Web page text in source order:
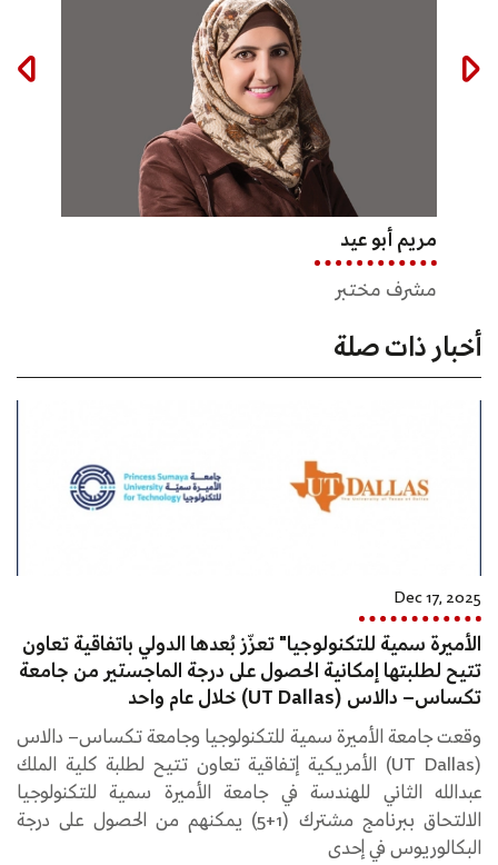
مريم أبو عيد
مشرف مختبر
ميرفت اسماعيل
سكرتيرة قسم العلوم الأساسية
أخبار ذات صلة
Dec 17, 2025
الأميرة سمية للتكنولوجيا" تعزّز بُعدها الدولي باتفاقية تعاون
تتيح لطلبتها إمكانية الحصول على درجة الماجستير من جامعة
تكساس– دالاس (UT Dallas) خلال عام واحد
وقعت جامعة الأميرة سمية للتكنولوجيا وجامعة تكساس– دالاس
(UT Dallas) الأمريكية إتفاقية تعاون تتيح لطلبة كلية الملك
عبدالله الثاني للهندسة في جامعة الأميرة سمية للتكنولوجيا
الالتحاق ببرنامج مشترك (1+5) يمكنهم من الحصول على درجة
البكالوريوس في إحدى